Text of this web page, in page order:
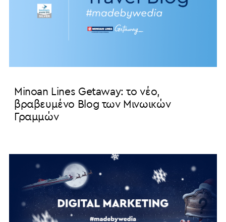
Minoan Lines Getaway: το νέο,
βραβευμένο Blog των Μινωικών
Γραμμών